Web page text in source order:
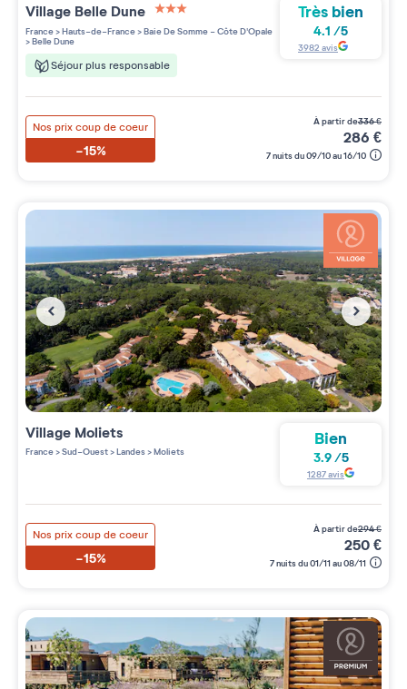
Village Belle Dune
3 étoiles sur 5
France>Hauts-de-France>Baie De Somme - Côte D'Opale
>Belle Dune
Séjour plus responsable
Très bien
4.1 /5
3982 avis
Nos prix coup de coeur
-15%
à partir de336€
286 €
7 nuits du 09/10 au 16/10
Village Moliets
France>Sud-Ouest>Landes>Moliets
Bien
3.9/5
1287avis
Nos prix coup de coeur
-15%
à partir de294€
250€
7 nuits du 01/11 au 08/11